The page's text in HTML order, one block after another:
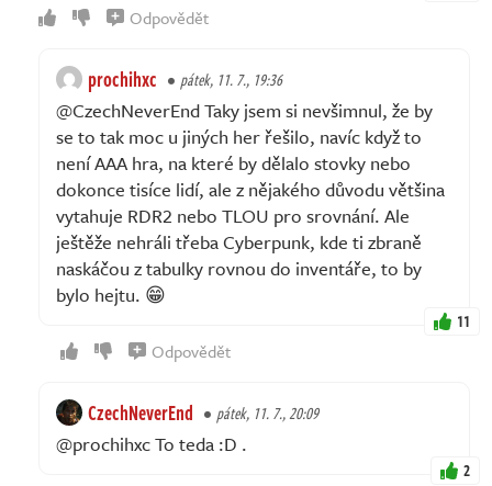
Odpovědět
prochihxc pátek, 11. 7., 19:36
@CzechNeverEnd Taky jsem si nevšimnul, že by
se to tak moc u jiných her řešilo, navíc když to
není AAA hra, na které by dělalo stovky nebo
dokonce tisíce lidí, ale z nějakého důvodu většina
vytahuje RDR2 nebo TLOU pro srovnání. Ale
ještěže nehráli třeba Cyberpunk, kde ti zbraně
naskáčou z tabulky rovnou do inventáře, to by
bylo hejtu. 😁
11
Odpovědět
CzechNeverEnd pátek, 11. 7., 20:09
@prochihxc To teda :D .
2